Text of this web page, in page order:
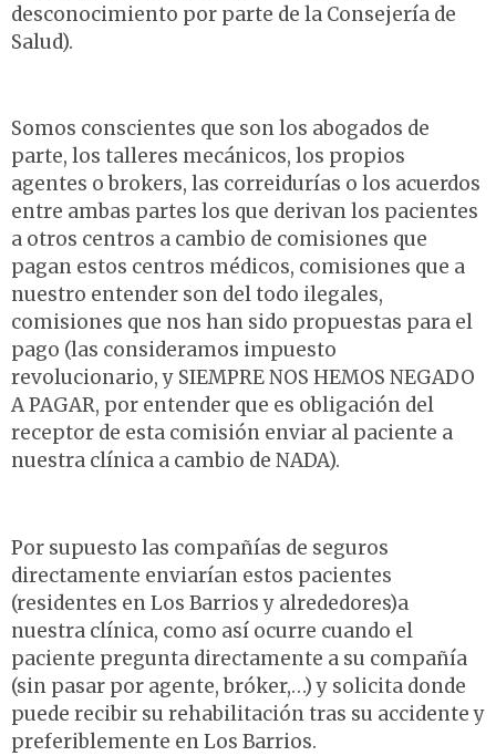
desconocimiento por parte de la Consejería de
Salud).
Somos conscientes que son los abogados de
parte, los talleres mecánicos, los propios
agentes o brokers, las correidurías o los acuerdos
entre ambas partes los que derivan los pacientes
a otros centros a cambio de comisiones que
pagan estos centros médicos, comisiones que a
nuestro entender son del todo ilegales,
comisiones que nos han sido propuestas para el
pago (las consideramos impuesto
revolucionario, y SIEMPRE NOS HEMOS NEGADO
A PAGAR, por entender que es obligación del
receptor de esta comisión enviar al paciente a
nuestra clínica a cambio de NADA).
Por supuesto las compañías de seguros
directamente enviarían estos pacientes
(residentes en Los Barrios y alrededores)a
nuestra clínica, como así ocurre cuando el
paciente pregunta directamente a su compañía
(sin pasar por agente, bróker,…) y solicita donde
puede recibir su rehabilitación tras su accidente y
preferiblemente en Los Barrios.